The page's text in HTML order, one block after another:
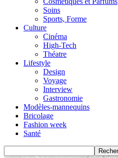
Soins
Sports, Forme
Culture
Cinéma
High-Tech
Théatre
Lifestyle
Design
Voyage
Interview
Gastronomie
Modèles-mannequins
Bricolage
Fashion week
Santé